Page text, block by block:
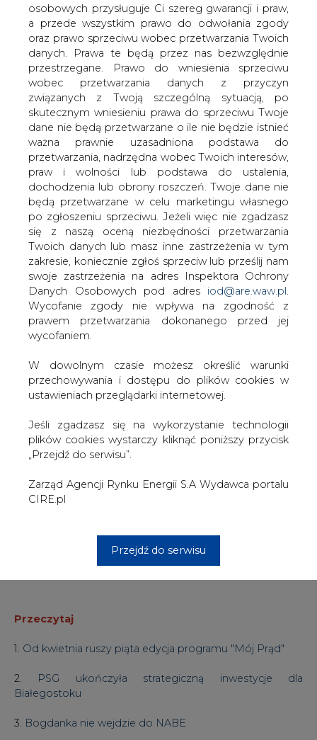
osobowych przysługuje Ci szereg gwarancji i praw,
a przede wszystkim prawo do odwołania zgody
oraz prawo sprzeciwu wobec przetwarzania Twoich
danych. Prawa te będą przez nas bezwzględnie
przestrzegane. Prawo do wniesienia sprzeciwu
wobec przetwarzania danych z przyczyn
związanych z Twoją szczególną sytuacją, po
skutecznym wniesieniu prawa do sprzeciwu Twoje
dane nie będą przetwarzane o ile nie będzie istnieć
ważna prawnie uzasadniona podstawa do
przetwarzania, nadrzędna wobec Twoich interesów,
praw i wolności lub podstawa do ustalenia,
dochodzenia lub obrony roszczeń. Twoje dane nie
będą przetwarzane w celu marketingu własnego
po zgłoszeniu sprzeciwu. Jeżeli więc nie zgadzasz
się z naszą oceną niezbędności przetwarzania
Twoich danych lub masz inne zastrzeżenia w tym
zakresie, koniecznie zgłoś sprzeciw lub prześlij nam
swoje zastrzeżenia na adres Inspektora Ochrony
Danych Osobowych pod adres iod@are.waw.pl
Wycofanie zgody nie wpływa na zgodność z
prawem przetwarzania dokonanego przed jej
wycofaniem.
W dowolnym czasie możesz określić warunki
przechowywania i dostępu do plików cookies w
ustawieniach przeglądarki internetowej.
Jeśli zgadzasz się na wykorzystanie technologii
plików cookies wystarczy kliknąć poniższy przycisk
„Przejdź do serwisu”.
Zarząd Agencji Rynku Energii S.A Wydawca portalu
CIRE.pl
Przejdź do serwisu
Gaz w poniedziałek po południu
nadal taniał
W poniedziałek ok. godz. 17.15 gaz
ziemny w holenderskim hubie TTF w
kontraktach na kwiecień taniał o 8 proc.
do ok. 39,4 euro za MWh. W
kontraktach majowych, gaz był tańszy o
również o blisko 8 proc. Były one
wyceniane na 39,9 euro za MWh.
Gaz ziemny w holenderskim hubie TTF w kontraktach na
kwiecień taniał o 8 proc. do 39,42 euro za MWh. O 7,8
proc. taniały z kolei kontrakty na maj, które w
MWh.
W poniedziałek ok. godz. 9 gaz w kontraktach
MWh, z kolei w kontraktach na maj - na 40,6 euro za
MWh.
notowania gazu na TTF przekraczały 128 euro za MWh.
W szczytowym momencie, w sierpniu 2022 r., ceny gazu
Przeczytaj
1. Od kwietnia ruszy piąta edycja programu "Mój Prąd"
2. PSG ukończyła strategiczną inwestycje dla
Białegostoku
3. Bogdanka nie wejdzie do NABE